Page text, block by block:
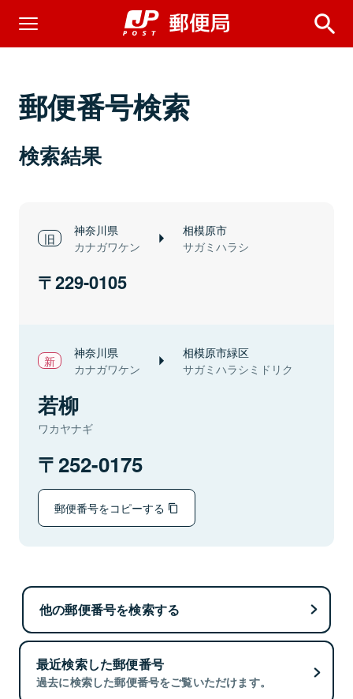
郵便番号検索
検索結果
神奈川県
カナガワケン
相模原市
サガミハラシ
229-0105
神奈川県
カナガワケン
相模原市緑区
サガミハラシミドリク
若柳
ワカヤナギ
252-0175
郵便番号をコピーする
他の郵便番号を検索する
最近検索した郵便番号
過去に検索した郵便番号をご覧いただけます。